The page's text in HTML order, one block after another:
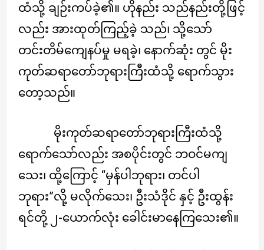
ထံသို့ ချဉ်းကပ်ခဲ့၏။ ဟိုနည်း သည်နည်းတို့ဖြင့်
လည်း အားထုတ်ကြည့်ခဲ့ သည်၊ သို့သော်
တင်းတိမ်ကျေနပ်မှု မရခဲ့၊ နောက်ဆုံး တွင် မိုး
ကုတ်ဆရာတော်ဘုရားကြီးထံသို့ ရောက်သွား
တော့သည်။
မိုးကုတ်ဆရာတော်ဘုရားကြီးထံသို့
ရောက်သော်လည်း အစပိုင်းတွင် ဘဝင်မကျ
သေး၊ ထို့ကြောင့် “မှန်ပါဘုရား၊ တင်ပါ
ဘုရား”လို့ မလိုက်သေး၊ ဦးသံဒိုင် နှင့် ဦးထွန်း
ရင်တို့ ၂-ယောက်လုံး ခေါင်းမာနေကြသေး၏။